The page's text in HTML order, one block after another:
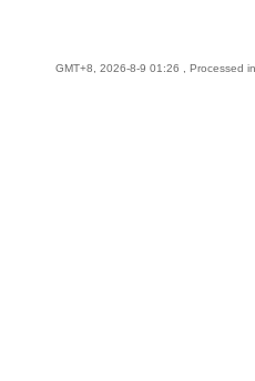
GMT+8, 2026-8-9 01:26 , Processed